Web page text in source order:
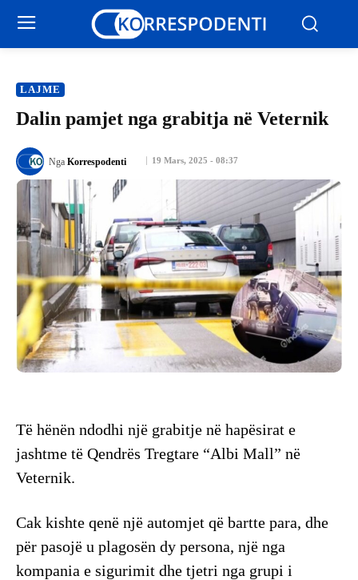
LAJME
Dalin pamjet nga grabitja në Veternik
19 Mars, 2025 - 08:37
Nga Korrespodenti
Të hënën ndodhi një grabitje në hapësirat e
jashtme të Qendrës Tregtare “Albi Mall” në
Veternik.
Cak kishte qenë një automjet që bartte para, dhe
për pasojë u plagosën dy persona, një nga
kompania e sigurimit dhe tjetri nga grupi i